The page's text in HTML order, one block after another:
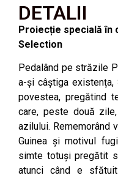
DETALII
Proiecție specială în
Selection
Pedalând pe străzile
a-și câștiga
povestea, pregătind
care, peste două
azilului. Rememorând
Guinea și motivul
simte totuși pregătit
atunci când e